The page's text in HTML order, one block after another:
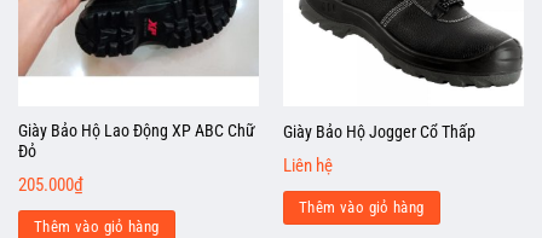
Giày Bảo Hộ Lao Động XP ABC Chữ
Đỏ
205.000₫
Thêm vào giỏ hàng
Giày Bảo Hộ Jogger Cổ Thấp
Liên hệ
Thêm vào giỏ hàng